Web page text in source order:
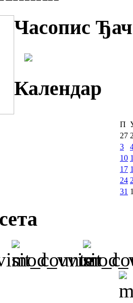
Часопис
Календар
П
27
3
10
17
24
31